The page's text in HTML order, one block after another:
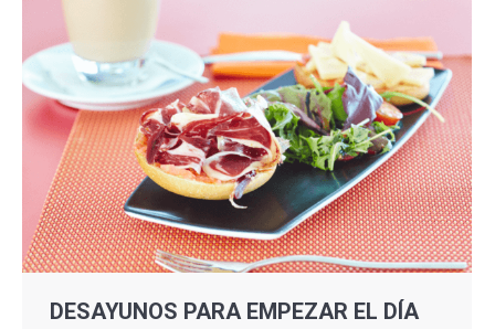
DESAYUNOS PARA EMPEZAR EL DÍA